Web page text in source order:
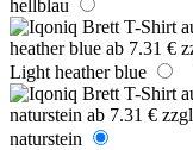
hellblau
Light heather blue
naturstein